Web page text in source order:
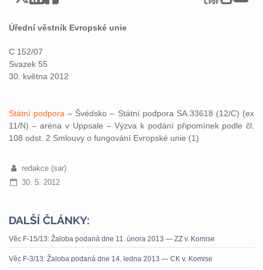
Úřední věstník Evropské unie
C 152/07
Svazek 55
30. května 2012
Státní podpora– Švédsko – Státní podpora SA.33618 (12/C) (ex
11/N) – aréna v Uppsale – Výzva k podání připomínek podle čl.
108 odst. 2 Smlouvy o fungování Evropské unie (1)
redakce (sar)
30. 5. 2012
DALŠÍ ČLÁNKY:
Věc F-15/13: Žaloba podaná dne 11. února 2013 — ZZ v. Komise
Věc F-3/13: Žaloba podaná dne 14. ledna 2013 — CK v. Komise